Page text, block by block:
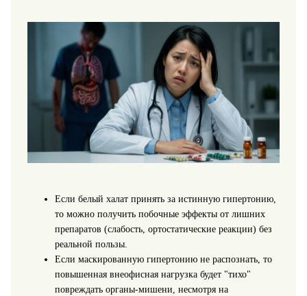
Если белый халат принять за истинную гипертонию,
то можно получить побочные эффекты от лишних
препаратов (слабость, ортостатические реакции) без
реальной пользы.
Если маскированную гипертонию не распознать, то
повышенная внеофисная нагрузка будет "тихо"
повреждать органы-мишени, несмотря на